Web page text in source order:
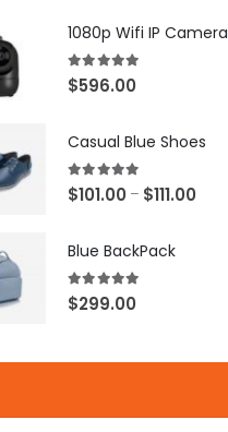
1080p Wifi IP Camera
5.00out of 5
$596.00
Casual Blue Shoes
5.00 out of 5
$101.00 – $111.00
Blue BackPack
5.00out of 5
$299.00